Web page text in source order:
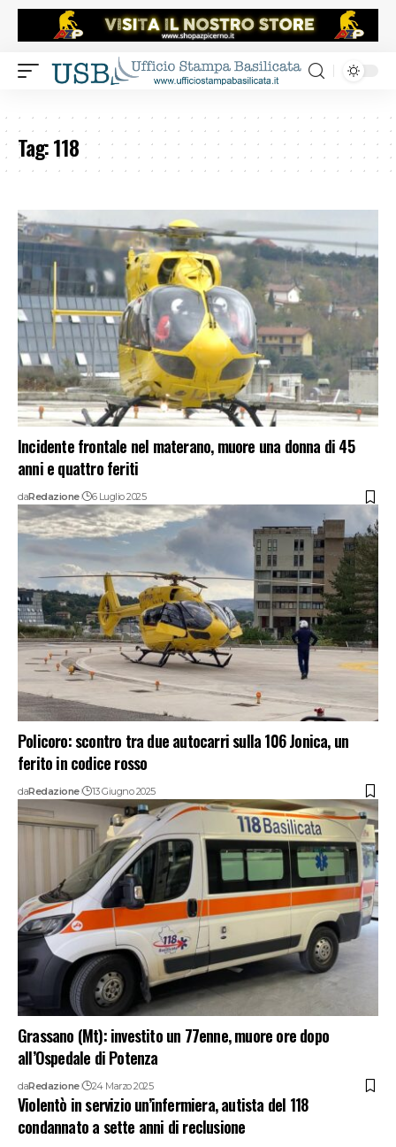
Tag:118
Incidente frontale nel materano, muore una donna di 45
anni e quattro feriti
daRedazione 6 Luglio 2025
Policoro: scontro tra due autocarri sulla 106 Jonica, un
ferito in codice rosso
daRedazione 13 Giugno 2025
Grassano (Mt): investito un 77enne, muore ore dopo
all’Ospedale di Potenza
daRedazione 24 Marzo 2025
Violentò in servizio un’infermiera, autista del 118
condannato a sette anni di reclusione